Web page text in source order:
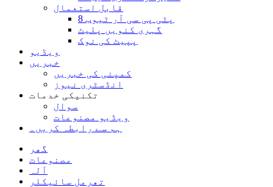
قابل استعمال
8 پٹی پی سی آر ٹیوب
گہری کنویں پلیٹ
پپیٹ کی نوک
ویڈیو
خبریں
کمپنی کی خبریں
انڈسٹری نیوز
تکنیکی خدمات
سوال
ویڈیو مصنوعات
ہم سے رابطہ کریں۔
گھر
مصنوعات
آلہ
تھرمل سائیکلر